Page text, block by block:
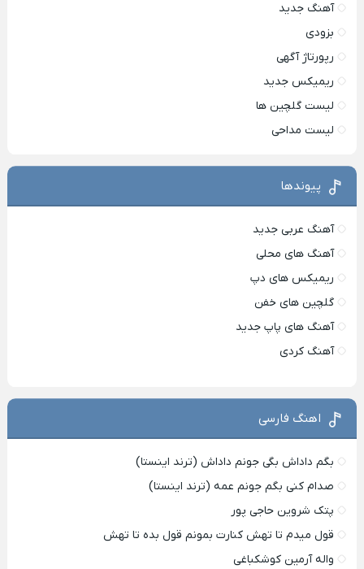
آهنگ جدید
بزودی
رپورتاژ آگهی
ریمیکس جدید
لیست گلچین ها
لیست مداحی
پیوندها
آهنگ عربی جدید
آهنگ های محلی
ریمیکس های دپ
گلچین های خفن
آهنگ های پاپ جدید
آهنگ کردی
اهنگ فارسی
بگم داداش بگی جونم داداش (ترند اینستا)
صدام کنی بگم جونم عمه (ترند اینستا)
پتک شروین حاجی پور
قول میدم تا تهش کنارت بمونم قول بده تا تهش
واله آرمین کوشکباغی